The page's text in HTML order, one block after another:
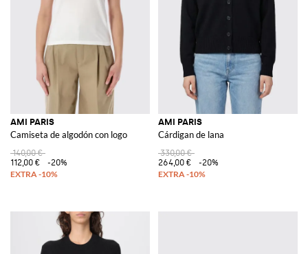
AMI PARIS
Camiseta de algodón con logo
140,00 €
112,00 €
-20%
AMI PARIS
Cárdigan de lana
330,00 €
264,00 €
-20%